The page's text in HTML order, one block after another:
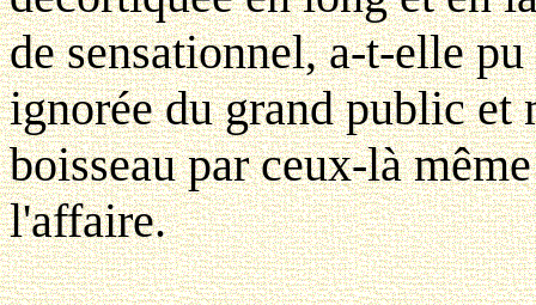
de sensationnel, a-t-elle
ignorée du grand public et
boisseau par ceux-là
l'affaire.